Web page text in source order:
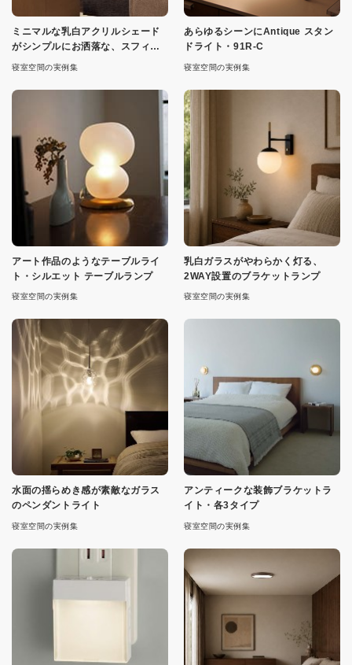
ミニマルな乳白アクリルシェード
がシンプルにお洒落な、スフィア
ペンダント
寝室空間の実例集
あらゆるシーンにAntique スタン
ドライト・91R-C
寝室空間の実例集
アート作品のようなテーブルライ
ト・シルエット テーブルランプ
寝室空間の実例集
乳白ガラスがやわらかく灯る、
2WAY設置のブラケットランプ
寝室空間の実例集
水面の揺らめき感が素敵なガラス
のペンダントライト
寝室空間の実例集
アンティークな装飾ブラケットラ
イト・各3タイプ
寝室空間の実例集